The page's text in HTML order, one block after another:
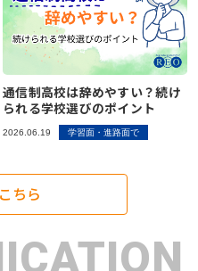
通信制高校は辞めやすい？続け
られる学校選びのポイント
2026.06.19 学習面・進路面で
ちら